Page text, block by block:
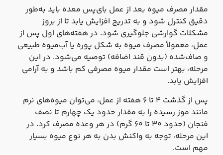
مقدار مصرف میوه بعد از عمل بای‌پس معده باید به‌طور
دقیق کنترل شود و به تدریج افزایش یابد تا از بروز
مشکلات گوارشی جلوگیری شود. در هفته‌های اول پس از
عمل، معمولاً مصرف میوه به شکل پوره یا آب‌میوه طبیعی
و صاف‌شده (بدون قند اضافه) توصیه می‌شود. در این
مرحله، بهتر است مقدار میوه مصرفی کم باشد و به آرامی
افزایش یابد.
پس از گذشت ۴ تا ۶ هفته از عمل، می‌توان میوه‌های نرم
مانند موز رسیده را به مقدار حدود یک چهارم تا نصف
فنجان (حدود ۳۰ تا ۶۰ گرم) در هر وعده مصرف کرد. در
این مرحله، توجه به واکنش بدن به هر نوع میوه بسیار
مهم است.